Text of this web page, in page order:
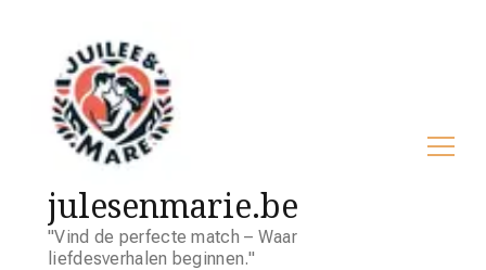
julesenmarie.be
"Vind de perfecte match – Waar
liefdesverhalen beginnen."